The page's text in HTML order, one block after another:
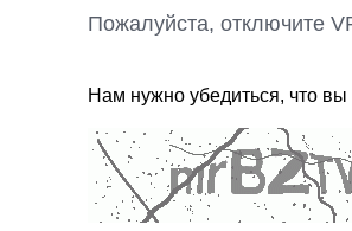
Пожалуйста, отключите
Нам нужно убедиться, что